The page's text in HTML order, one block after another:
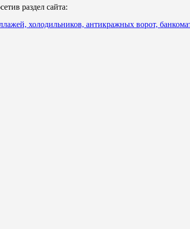
раздел сайта:
холодильников, антикражных ворот,